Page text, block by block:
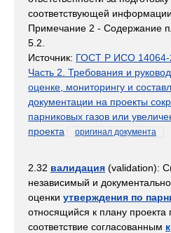
соответствующей
Примечание 2 - Содержание
5.2.
Источник: ГОСТ Р ИСО 14064-
Часть 2. Требования и
оценке, мониторингу и
документации на проекты
парниковых газов или
проекта
оригинал документа
2.32 валидация (validation):
независимый и
оценки утверждения по
относящийся к плану
соответствие согласованным